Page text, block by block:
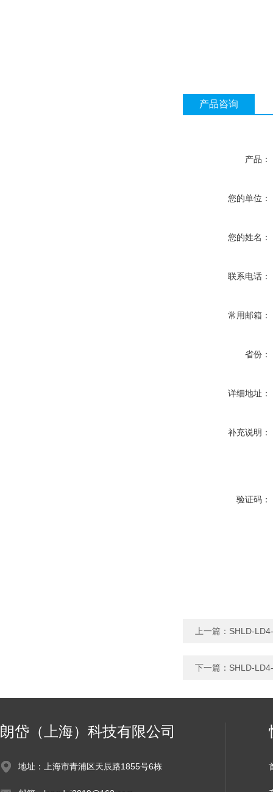
产品咨询
产品：
您的单位：
您的姓名：
联系电话：
常用邮箱：
省份：
详细地址：
补充说明：
验证码：
上一篇： SHLD-
下一篇： SHLD-
朗岱（上海）科技有限公司
地址：上海市青浦区天辰路1855号6栋